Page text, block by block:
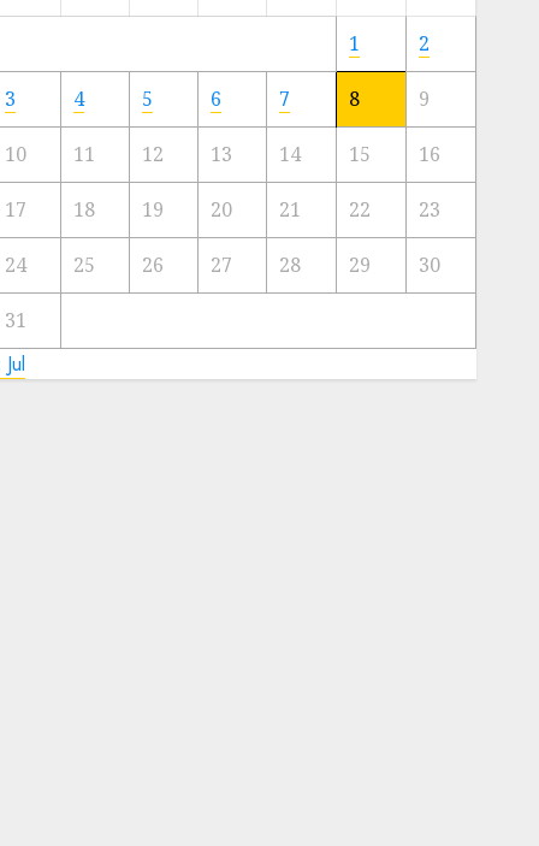
Artis
Kota
23/11/2024
0
1 2
3 4 5 6 7 8 9
10 11 12 13 14 15 16
17 18 19 20 21 22 23
24 25 26 27 28 29 30
31